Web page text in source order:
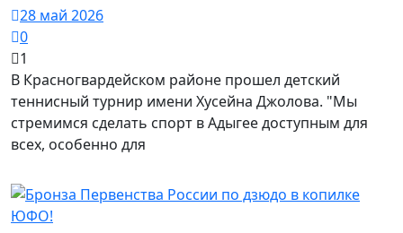
28 май 2026
0
1
В Красногвардейском районе прошел детский
теннисный турнир имени Хусейна Джолова. "Мы
стремимся сделать спорт в Адыгее доступным для
всех, особенно для